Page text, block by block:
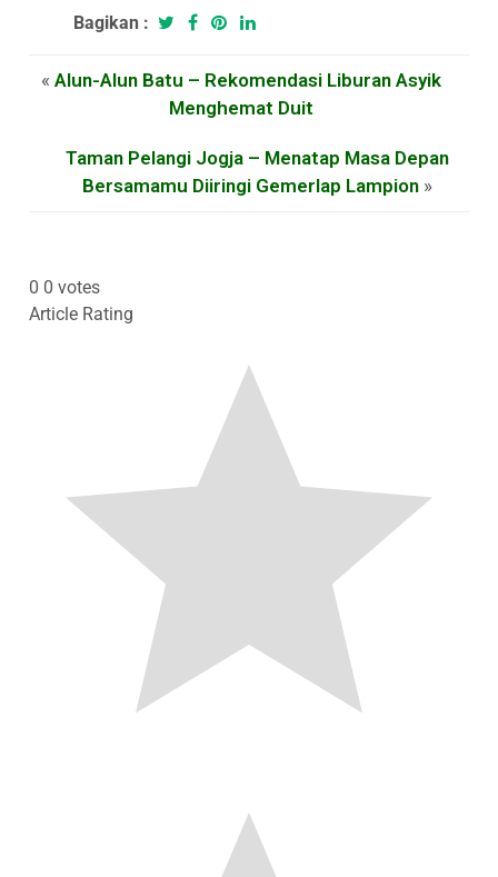
Bagikan :
« Alun-Alun Batu – Rekomendasi Liburan Asyik
Menghemat Duit
Taman Pelangi Jogja – Menatap Masa Depan
Bersamamu Diiringi Gemerlap Lampion »
0 0 votes
Article Rating